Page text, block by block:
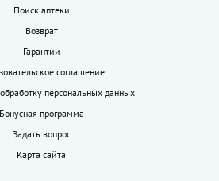
Поиск аптеки
Возврат
Гарантии
соглашение
персональных данных
Бонусная программа
Задать вопрос
Карта сайта